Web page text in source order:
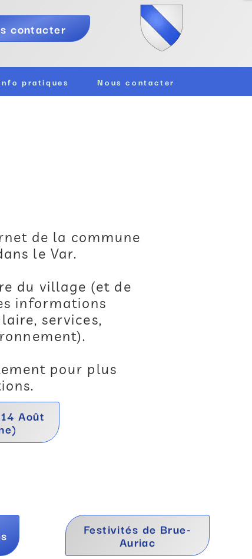
pratiques Nous contacter
contacter
de la commune
le Var.
du village (et de
informations
services,
pour plus
Août
Festivités de Brue-
Auriac